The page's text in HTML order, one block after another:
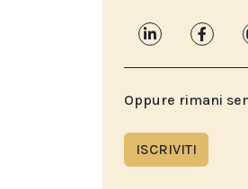
Oppure rimani
ISCRIVITI